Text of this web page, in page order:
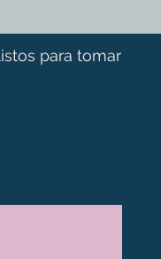
para tomar